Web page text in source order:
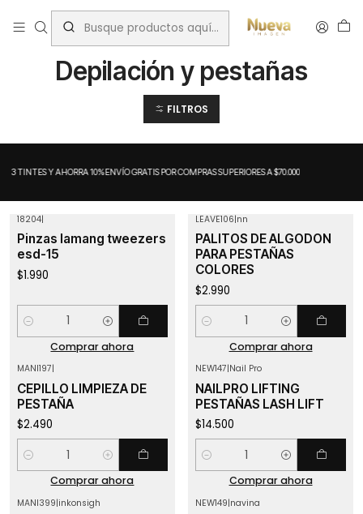
Inicio Depilación y pestañas
Depilación y pestañas
FILTROS
3 TINTES Y AHORRA 10%ENVÍO GRATIS POR COMPRAS SUPERIORES A $70.000
18204|
Pinzas lamang tweezers
esd-15
$1.990
Cantidad
Comprar ahora
LEAVE106|nn
PALITOS DE ALGODON
PARA PESTAÑAS
COLORES
$2.990
Cantidad
Comprar ahora
MANI197|
CEPILLO LIMPIEZA DE
PESTAÑA
$2.490
Cantidad
Comprar ahora
NEW147|Nail Pro
NAILPRO LIFTING
PESTAÑAS LASH LIFT
$14.500
Cantidad
Comprar ahora
MANI399|inkonsigh NEW149|navina